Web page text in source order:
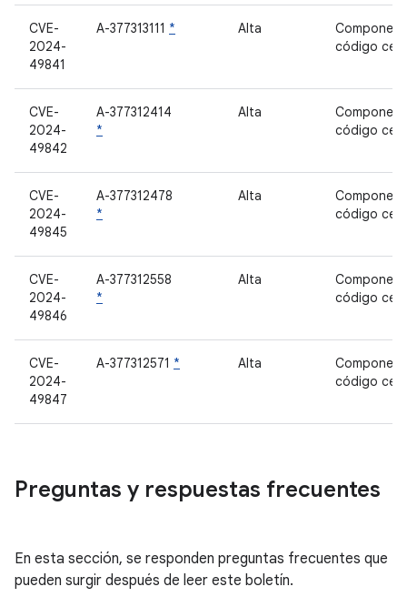
CVE-
2024-
49841
A-377313111 * Alta
código
CVE-
2024-
49842
A-377312414
*
Alta
código
CVE-
2024-
49845
A-377312478
*
Alta
código
CVE-
2024-
49846
A-377312558
*
Alta
código
CVE-
2024-
49847
A-377312571 * Alta
código
Preguntas y respuestas frecuentes
En esta sección, se responden preguntas frecuentes que
pueden surgir después de leer este boletín.